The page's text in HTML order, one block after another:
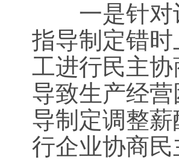
一是针对计
指导制定错
工进行民主
导致生产经
导制定调整
行企业协商